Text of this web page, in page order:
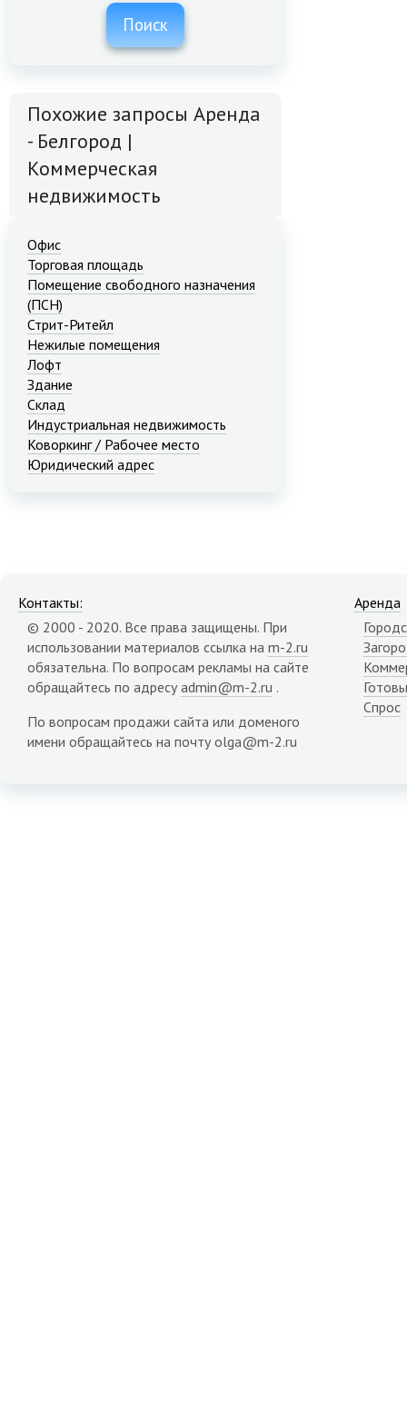
Поиск
Похожие запросы Аренда
- Белгород |
Коммерческая
недвижимость
Офис
Торговая площадь
Помещение свободного назначения
(ПСН)
Стрит-Ритейл
Нежилые помещения
Лофт
Здание
Склад
Индустриальная недвижимость
Коворкинг / Рабочее место
Юридический адрес
Контакты:
© 2000 - 2020. Все права защищены. При
использовании материалов ссылка на m-2.ru
обязательна. По вопросам рекламы на сайте
обращайтесь по адресу admin@m-2.ru .
По вопросам продажи сайта или доменого
имени обращайтесь на почту olga@m-2.ru
Аренда
Спрос